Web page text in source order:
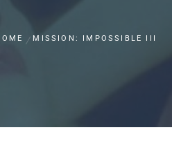
MISSION: IMPOSSIBLE III